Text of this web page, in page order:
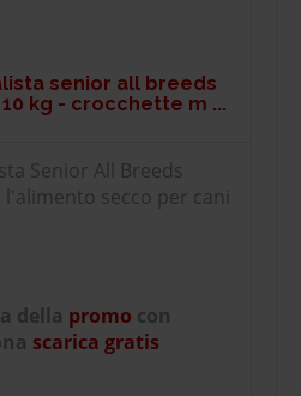
senior all breeds
kg - crocchette m ...
Senior All Breeds
secco per cani
della promo con
scarica gratis